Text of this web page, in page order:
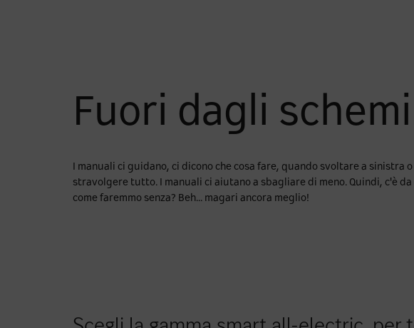
Fuori dagli
I manuali ci guidano, ci dicono che cosa fare, quando svoltare a sinistra o
stravolgere tutto. I manuali ci aiutano a sbagliare di meno. Quindi, c'è da
come faremmo senza? Beh... magari ancora meglio!